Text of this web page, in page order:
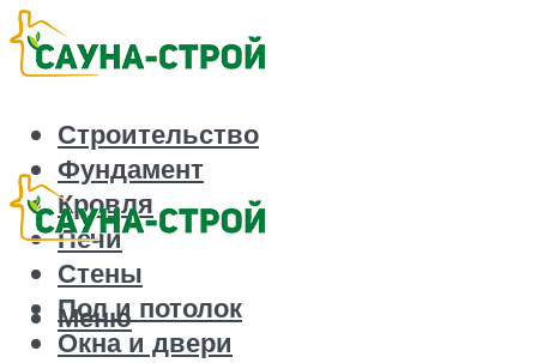
Строительство
Фундамент
Кровля
Печи
Стены
Пол и потолок
Окна и двери
Меню